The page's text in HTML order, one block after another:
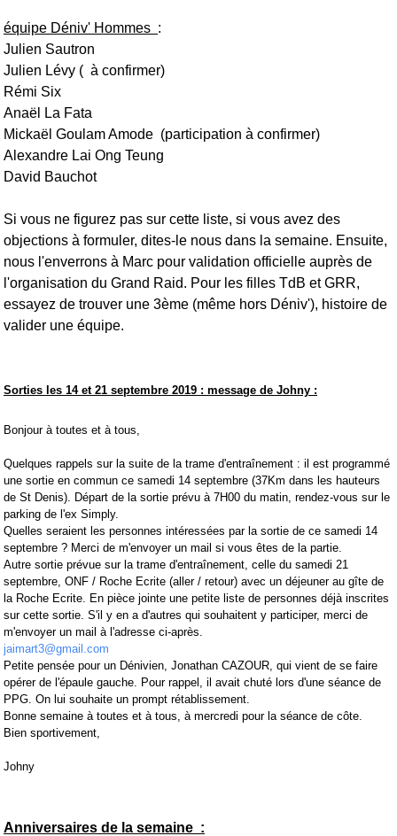
équipe Déniv' Hommes :
Julien Sautron
Julien Lévy ( à confirmer)
Rémi Six
Anaël La Fata
Mickaël Goulam Amode (participation à confirmer)
Alexandre Lai Ong Teung
David Bauchot
Si vous ne figurez pas sur cette liste, si vous avez des
objections à formuler, dites-le nous dans la semaine. Ensuite,
nous l'enverrons à Marc pour validation officielle auprès de
l'organisation du Grand Raid. Pour les filles TdB et GRR,
essayez de trouver une 3ème (même hors Déniv'), histoire de
valider une équipe.
Sorties les 14 et 21 septembre 2019 : message de Johny :
Bonjour à toutes et à tous,
Quelques rappels sur la suite de la trame d'entraînement : il est programmé
une sortie en commun ce samedi 14 septembre (37Km dans les hauteurs
de St Denis). Départ de la sortie prévu à 7H00 du matin, rendez-vous sur le
parking de l'ex Simply.
Quelles seraient les personnes intéressées par la sortie de ce samedi 14
septembre ? Merci de m'envoyer un mail si vous êtes de la partie.
Autre sortie prévue sur la trame d'entraînement, celle du samedi 21
septembre, ONF / Roche Ecrite (aller / retour) avec un déjeuner au gîte de
la Roche Ecrite. En pièce jointe une petite liste de personnes déjà inscrites
sur cette sortie. S'il y en a d'autres qui souhaitent y participer, merci de
m'envoyer un mail à l'adresse ci-après.
jaimart3@gmail.com
Petite pensée pour un Dénivien, Jonathan CAZOUR, qui vient de se faire
opérer de l'épaule gauche. Pour rappel, il avait chuté lors d'une séance de
PPG. On lui souhaite un prompt rétablissement.
Bonne semaine à toutes et à tous, à mercredi pour la séance de côte.
Bien sportivement,
Johny
Anniversaires de la semaine :